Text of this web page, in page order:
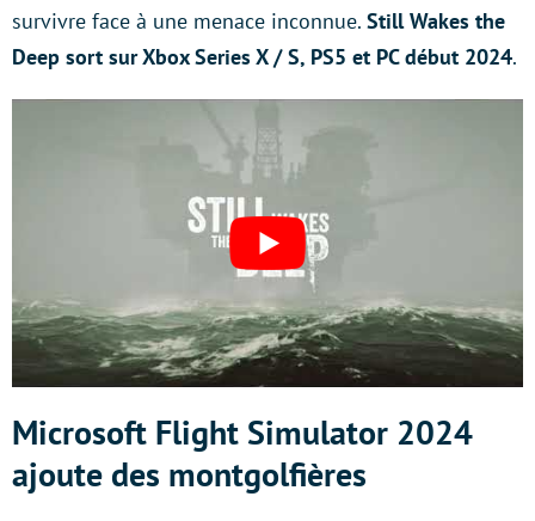
survivre face à une menace inconnue. Still Wakes the
Deep sort sur Xbox Series X / S, PS5 et PC début 2024.
Microsoft Flight Simulator 2024
ajoute des montgolfières